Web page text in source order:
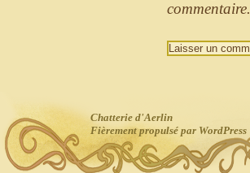
commentaire.
Chatterie d'Aerlin
Fièrement propulsé par WordPress